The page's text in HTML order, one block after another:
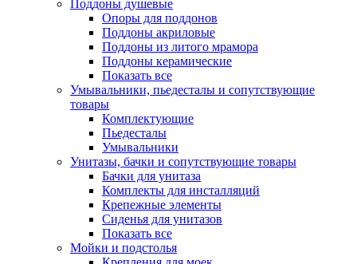
Поддоны душевые
Опоры для поддонов
Поддоны акриловые
Поддоны из литого мрамора
Поддоны керамические
Показать все
Умывальники, пьедесталы и сопутствующие
товары
Комплектующие
Пьедесталы
Умывальники
Унитазы, бачки и сопутствующие товары
Бачки для унитаза
Комплекты для инсталляций
Крепежные элементы
Сиденья для унитазов
Показать все
Мойки и подстолья